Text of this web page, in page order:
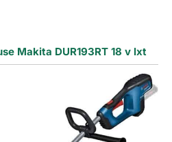
Makita DUR193RT 18 v lxt